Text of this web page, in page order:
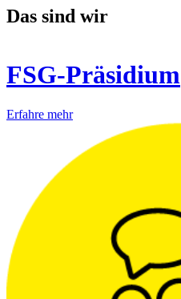
Das sind wir
FSG-Präsidium
Erfahre mehr